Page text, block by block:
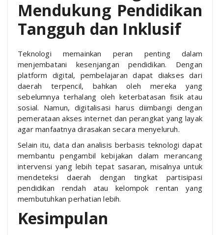
Mendukung Pendidikan
Tangguh dan Inklusif
Teknologi memainkan peran penting dalam
menjembatani kesenjangan pendidikan. Dengan
platform digital, pembelajaran dapat diakses dari
daerah terpencil, bahkan oleh mereka yang
sebelumnya terhalang oleh keterbatasan fisik atau
sosial. Namun, digitalisasi harus diimbangi dengan
pemerataan akses internet dan perangkat yang layak
agar manfaatnya dirasakan secara menyeluruh.
Selain itu, data dan analisis berbasis teknologi dapat
membantu pengambil kebijakan dalam merancang
intervensi yang lebih tepat sasaran, misalnya untuk
mendeteksi daerah dengan tingkat partisipasi
pendidikan rendah atau kelompok rentan yang
membutuhkan perhatian lebih.
Kesimpulan